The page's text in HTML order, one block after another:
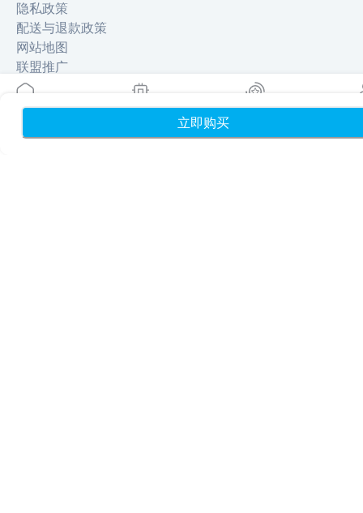
立即购买
隐私政策
配送与退款政策
网站地图
联盟推广
目的地
成为合作伙伴